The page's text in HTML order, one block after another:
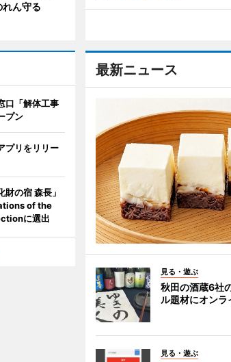
最新ニュース
見る・遊ぶ
秋田の酒蔵6社
ル題材にオンラ
見る・遊ぶ
ん守る
口「解体工事
プン
プリをリリー
の宿 森長」
of the
に選出